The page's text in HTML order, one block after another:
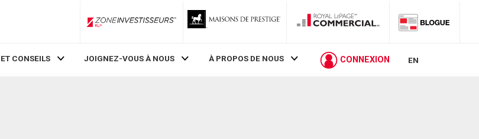
ZoneInvestisseurs RLP
CONSEILS JOIGNEZ-VOUS À NOUS À PROPOS DE NOUS CONNEXION EN